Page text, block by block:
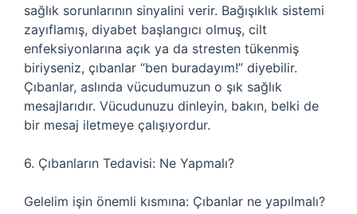
sağlık sorunlarının sinyalini verir. Bağışıklık sistemi
zayıflamış, diyabet başlangıcı olmuş, cilt
enfeksiyonlarına açık ya da stresten tükenmiş
biriyseniz, çıbanlar “ben buradayım!” diyebilir.
Çıbanlar, aslında vücudumuzun o şık sağlık
mesajlarıdır. Vücudunuzu dinleyin, bakın, belki de
bir mesaj iletmeye çalışıyordur.
6. Çıbanların Tedavisi: Ne Yapmalı?
Gelelim işin önemli kısmına: Çıbanlar ne yapılmalı?